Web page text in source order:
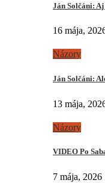
Ján Solčáni:
16 mája,
Názory
Ján Solčáni:
13 mája,
Názory
VIDEO Po
7 mája, 2026